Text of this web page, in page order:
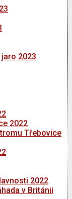
2023
2022
Třebovice
2022
v Británii